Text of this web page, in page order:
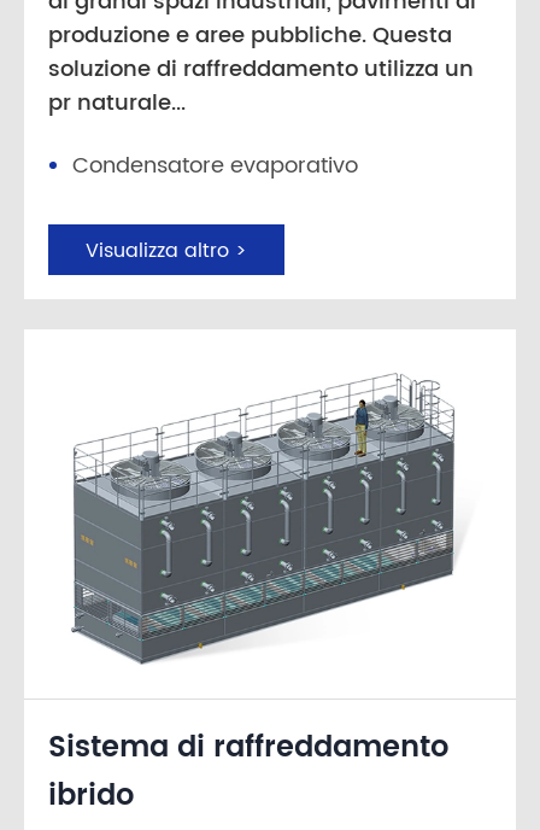
produzione e aree pubbliche. Questa
soluzione di raffreddamento utilizza un
pr naturale...
Condensatore evaporativo
Visualizza altro >
Sistema di raffreddamento
ibrido